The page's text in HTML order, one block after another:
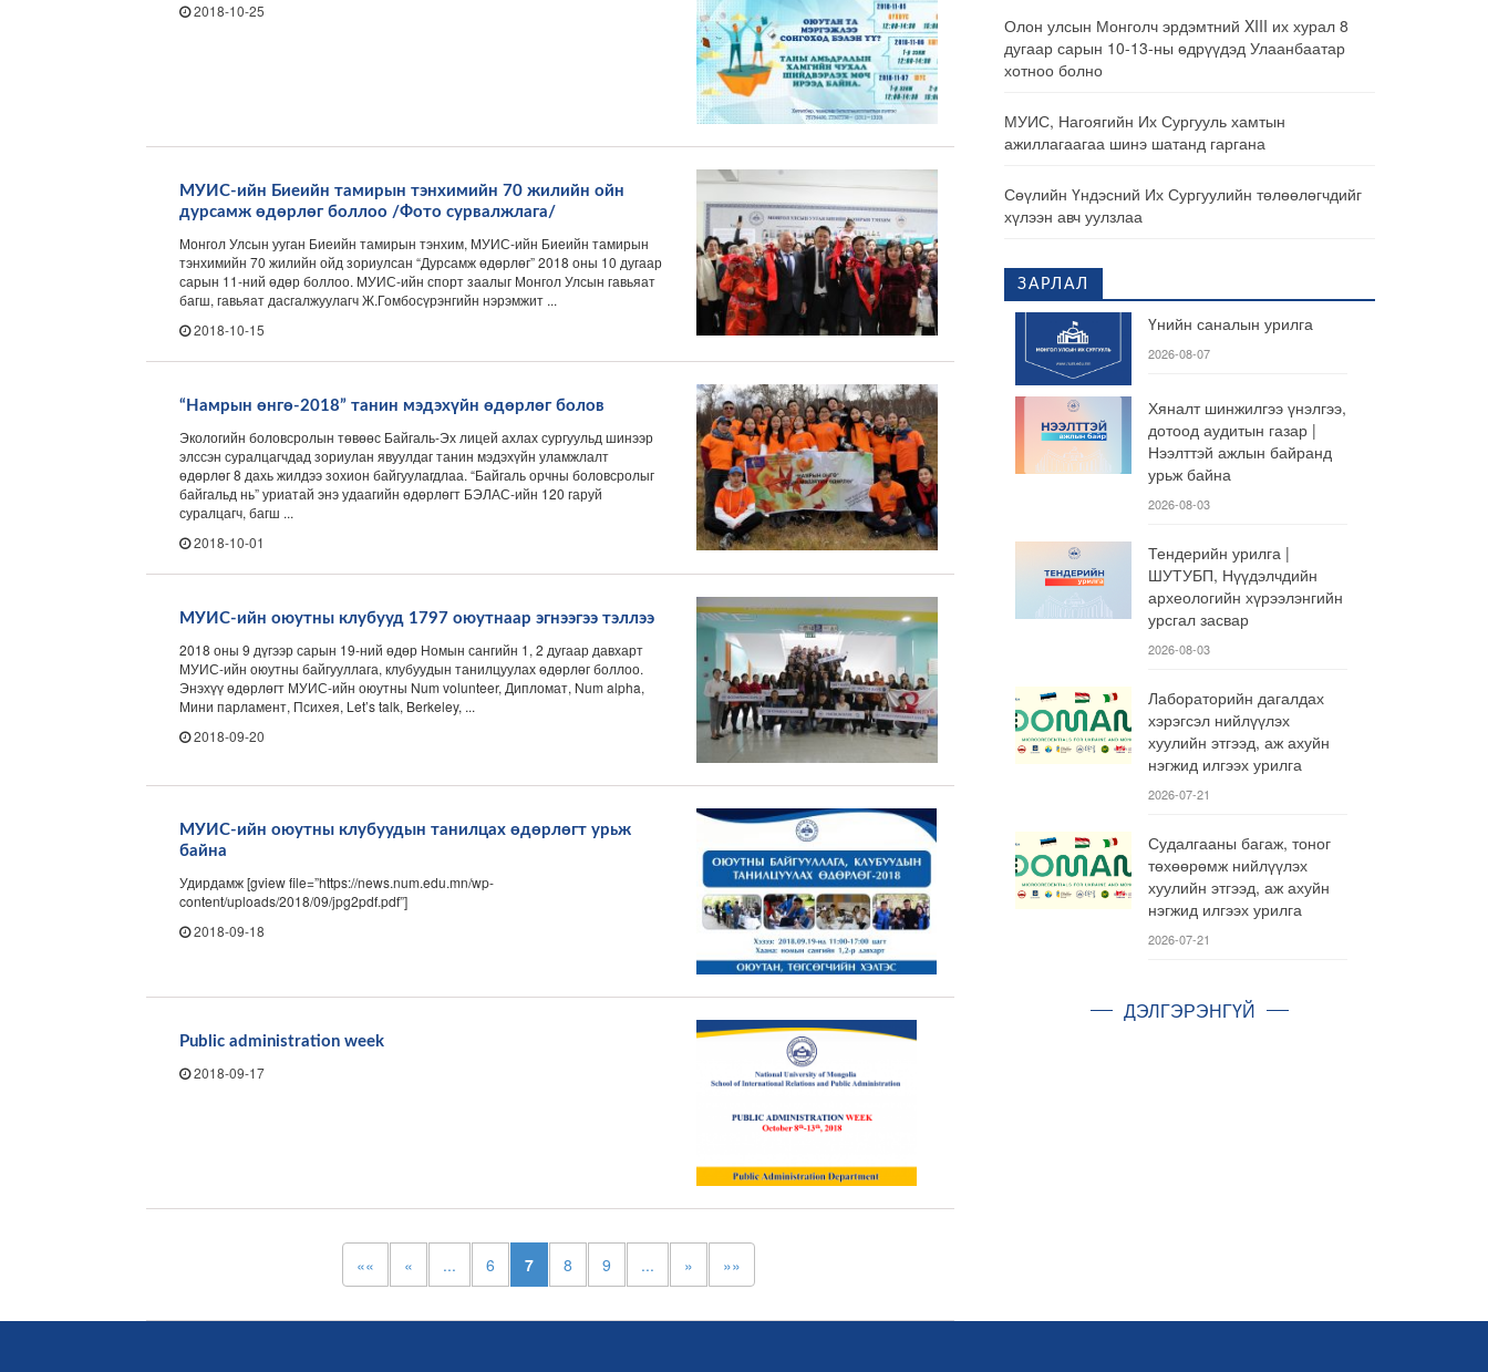
2018-10-25
МУИС-ийн Биеийн тамирын тэнхимийн 70 жилийн ойн
дурсамж өдөрлөг боллоо /Фото сурвалжлага/
Монгол Улсын ууган Биеийн тамирын тэнхим, МУИС-ийн Биеийн тамирын
тэнхимийн 70 жилийн ойд зориулсан “Дурсамж өдөрлөг” 2018 оны 10 дугаар
сарын 11-ний өдөр боллоо. МУИС-ийн спорт заалыг Монгол Улсын гавьяат
багш, гавьяат дасгалжуулагч Ж.Гомбосүрэнгийн нэрэмжит ...
2018-10-15
“Намрын өнгө-2018” танин мэдэхүйн өдөрлөг болов
Экологийн боловсролын төвөөс Байгаль-Эх лицей ахлах сургуульд шинээр
элссэн суралцагчдад зориулан явуулдаг танин мэдэхүйн уламжлалт
өдөрлөг 8 дахь жилдээ зохион байгуулагдлаа. “Байгаль орчны боловсролыг
байгальд нь” уриатай энэ удаагийн өдөрлөгт БЭЛАС-ийн 120 гаруй
суралцагч, багш ...
2018-10-01
МУИС-ийн оюутны клубууд 1797 оюутнаар эгнээгээ тэллээ
2018 оны 9 дүгээр сарын 19-ний өдөр Номын сангийн 1, 2 дугаар давхарт
МУИС-ийн оюутны байгууллага, клубуудын танилцуулах өдөрлөг боллоо.
Энэхүү өдөрлөгт МУИС-ийн оюутны Num volunteer, Дипломат, Num alpha,
Мини парламент, Психея, Let’s talk, Berkeley, ...
2018-09-20
МУИС-ийн оюутны клубуудын танилцах өдөрлөгт урьж
байна
Удирдамж [gview file=”https://news.num.edu.mn/wp-
content/uploads/2018/09/jpg2pdf.pdf”]
2018-09-18
Public administration week
2018-09-17
«« « ... 6 7 8 9 ... » »»
Олон улсын Монголч эрдэмтний XIII их хурал 8
дугаар сарын 10-13-ны өдрүүдэд Улаанбаатар
хотноо болно
МУИС, Нагоягийн Их Сургууль хамтын
ажиллагаагаа шинэ шатанд гаргана
Сөүлийн Үндэсний Их Сургуулийн төлөөлөгчдийг
хүлээн авч уулзлаа
ЗАРЛАЛ
Үнийн саналын урилга
2026-08-07
Хяналт шинжилгээ үнэлгээ,
дотоод аудитын газар |
Нээлттэй ажлын байранд
урьж байна
2026-08-03
Тендерийн урилга |
ШУТУБП, Нүүдэлчдийн
археологийн хүрээлэнгийн
урсгал засвар
2026-08-03
Лабораторийн дагалдах
хэрэгсэл нийлүүлэх
хуулийн этгээд, аж ахуйн
нэгжид илгээх урилга
2026-07-21
Судалгааны багаж, тоног
төхөөрөмж нийлүүлэх
хуулийн этгээд, аж ахуйн
нэгжид илгээх урилга
2026-07-21
ДЭЛГЭРЭНГҮЙ